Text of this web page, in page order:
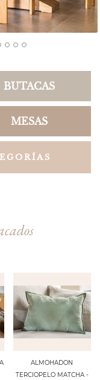
BUTACAS
MESAS
ALMOHADON
TERCIOPELO MATCHA -